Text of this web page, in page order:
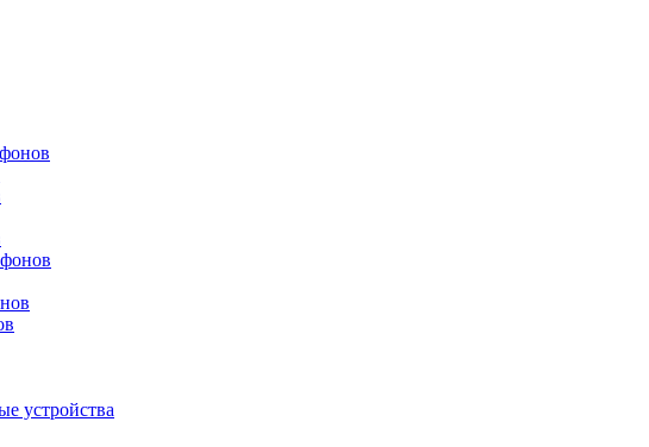
устройства